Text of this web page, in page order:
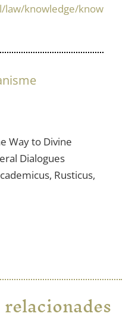
law/knowledge/know
Way to Divine
Dialogues
Rusticus,